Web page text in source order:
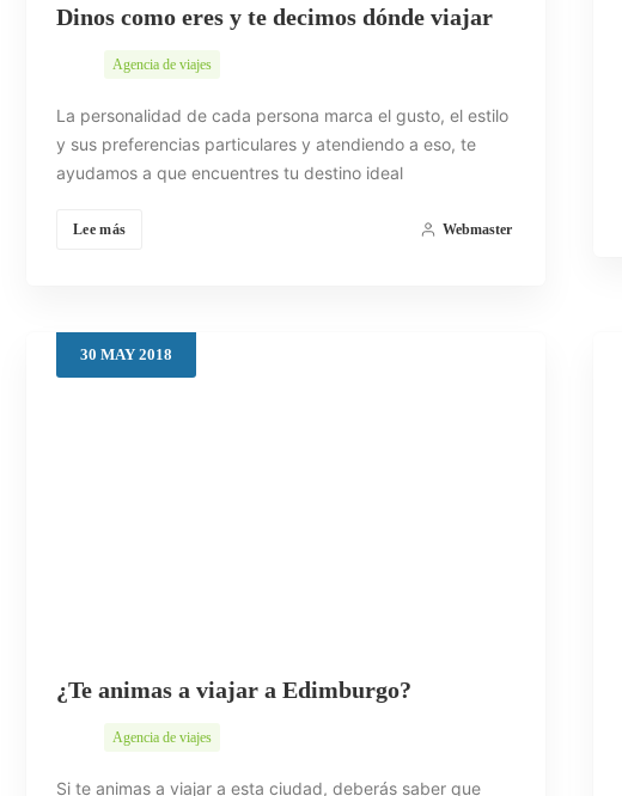
Dinos como eres y te decimos dónde viajar
Agencia de viajes
La personalidad de cada persona marca el gusto, el estilo
y sus preferencias particulares y atendiendo a eso, te
ayudamos a que encuentres tu destino ideal
Lee más Webmaster
30 MAY 2018
¿Te animas a viajar a Edimburgo?
Agencia de viajes
Si te animas a viajar a esta ciudad, deberás saber que